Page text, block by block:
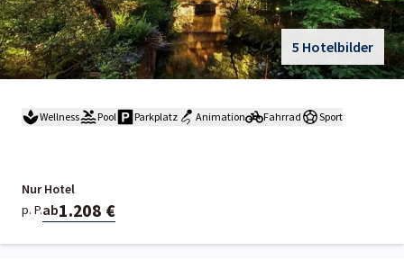
5 Hotelbilder
Wellness Pool Parkplatz Animation Fahrrad Sport
Nur Hotel
p. P.ab1.208 €